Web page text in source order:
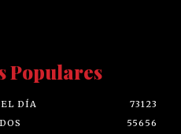
Populares
DÍA
73123
55656